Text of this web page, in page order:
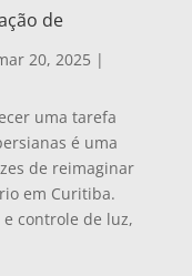
de
20, 2025 |
uma tarefa
é uma
de reimaginar
em Curitiba.
controle de luz,